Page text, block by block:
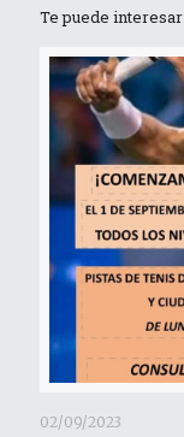
Te puede interesar
02/09/2023